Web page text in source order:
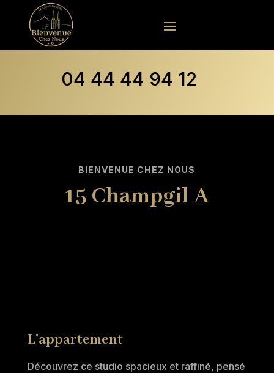
04 44 44 94 12
BIENVENUE CHEZ NOUS
15 Champgil A
L’appartement
Découvrez ce studio spacieux et raffiné, pensé